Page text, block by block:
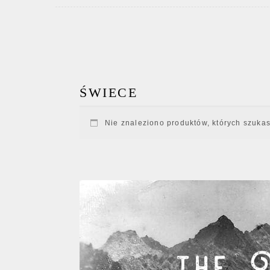
ŚWIECE
Nie znaleziono produktów, których